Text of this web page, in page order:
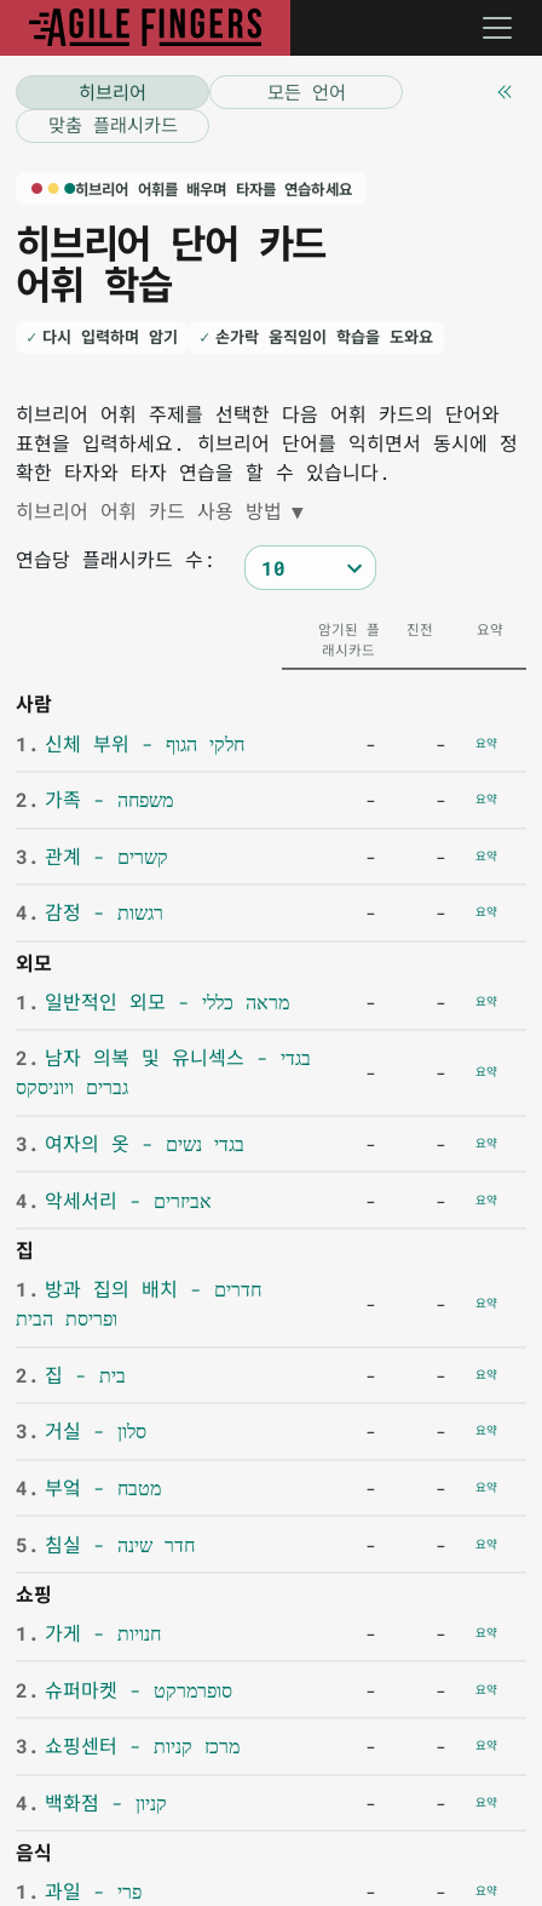
히브리어
모든 언어
맞춤 플래시카드
히브리어 어휘를 배우며 타자를 연습하세요
히브리어 단어 카드
어휘 학습
다시 입력하며 암기 손가락 움직임이 학습을 도와요
히브리어 어휘 주제를 선택한 다음 어휘 카드의 단어와
표현을 입력하세요. 히브리어 단어를 익히면서 동시에 정
확한 타자와 타자 연습을 할 수 있습니다.
히브리어 어휘 카드 사용 방법 ▼
연습당 플래시카드 수:
암기된 플
래시카드
진전 요약
사람
1.
신체 부위 - חלקי הגוף - - 요약
2. 가족 - משפחה - - 요약
3. 관계 - קשרים - - 요약
4. 감정 - רגשות - - 요약
외모
1.
일반적인 외모 - מראה כללי - - 요약
2. 남자 의복 및 유니섹스 - בגדי
גברים ויוניסקס
- - 요약
3. 여자의 옷 - בגדי נשים - - 요약
4. 악세서리 - אביזרים - - 요약
집
1. 방과 집의 배치 - חדרים
ופריסת הבית
- - 요약
2. 집 - בית - - 요약
3. 거실 - סלון - - 요약
4. 부엌 - מטבח - - 요약
5. 침실 - חדר שינה - - 요약
쇼핑
1.
가게 - חנויות - - 요약
2. 슈퍼마켓 - סופרמרקט - - 요약
3. 쇼핑센터 - מרכז קניות - - 요약
4. 백화점 - קניון - - 요약
음식
1.
과일 - פרי - - 요약